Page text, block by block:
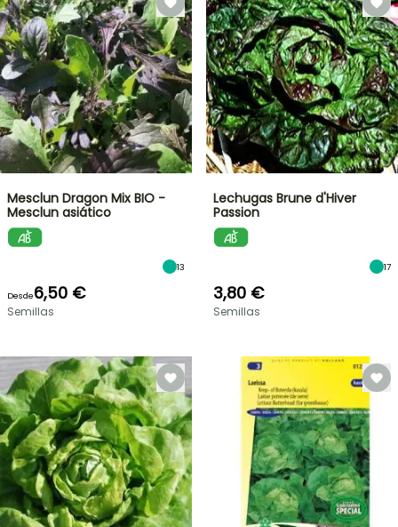
Mesclun Dragon Mix BIO -
Mesclun asiático
13
Desde6,50 €
Semillas
Lechugas Brune d'Hiver
Passion
17
3,80 €
Semillas